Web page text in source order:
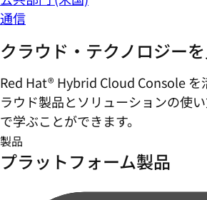
通信
クラウド・テクノロジー
Red Hat® Hybrid Cloud Console を
ラウド製品とソリューションの使
で学ぶことができます。
製品
プラットフォーム製品